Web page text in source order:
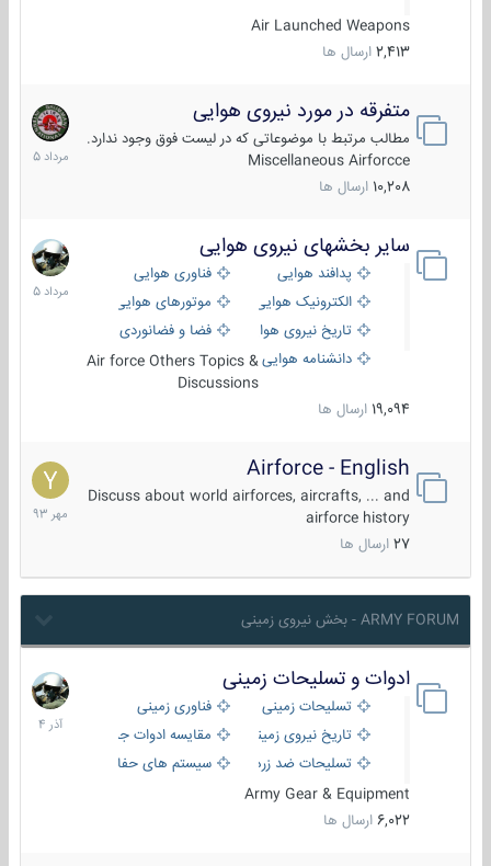
Air Launched Weapons
2,413 ارسال ها
متفرقه در مورد نیروی هوایی
مطالب مرتبط با موضوعاتی که در لیست فوق وجود ندارد.
Miscellaneous Airforcce
10,208 ارسال ها
7
مرداد
1405
سایر بخشهای نیروی هوایی
پدافند هوایی
فناوری هوایی
الکترونیک هوایی
موتورهای هوایی
تاریخ نیروی هوایی
فضا و فضانوردی
دانشنامه هواییAir force Others Topics &
Discussions
19,094 ارسال ها
2
مرداد
1405
Airforce - English
Discuss about world airforces, aircrafts, ... and
airforce history
27 ارسال ها
15
مهر
1393
ARMY FORUM - بخش نیروی زمینی
ادوات و تسلیحات زمینی
تسلیحات زمینی
فناوری زمینی
تاریخ نیروی زمینی
مقایسه ادوات جنگی
تسلیحات ضد زره
سیستم های حفاظت فعال
Army Gear & Equipment
6,022 ارسال ها
21
آذر
1404